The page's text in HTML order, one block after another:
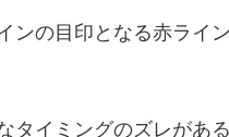
ンの目印となる赤ライ
タイミングのズレがあ